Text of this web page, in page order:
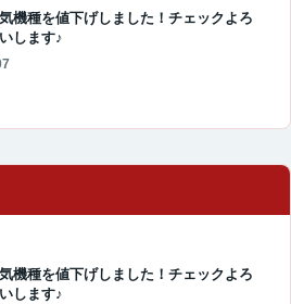
機種を値下げしました！チェックよろ
します♪
機種を値下げしました！チェックよろ
します♪